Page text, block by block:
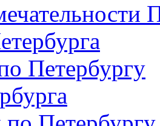
Петербургу